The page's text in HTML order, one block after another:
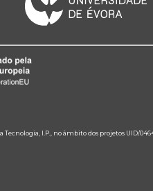
I.P., no âmbito dos projetos UID/